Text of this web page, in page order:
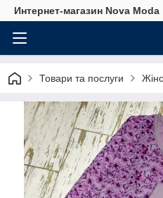
Интернет-магазин Nova Moda
Товари та послуги